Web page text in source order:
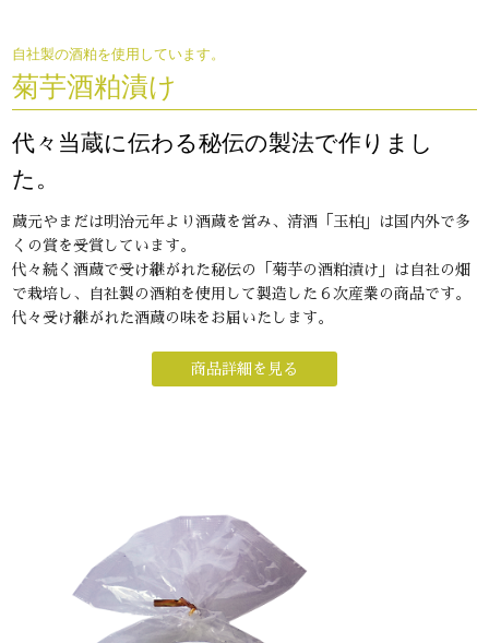
自社製の酒粕を使用しています。
菊芋酒粕漬け
代々当蔵に伝わる秘伝の製法で作りまし
た。
蔵元やまだは明治元年より酒蔵を営み、清酒「玉柏」は国内外で多
くの賞を受賞しています。
代々続く酒蔵で受け継がれた秘伝の「菊芋の酒粕漬け」は自社の畑
で栽培し、自社製の酒粕を使用して製造した６次産業の商品です。
代々受け継がれた酒蔵の味をお届いたします。
商品詳細を見る